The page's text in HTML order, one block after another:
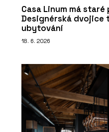
Casa Linum má
Designérská dvojice
ubytování
18. 6. 2026